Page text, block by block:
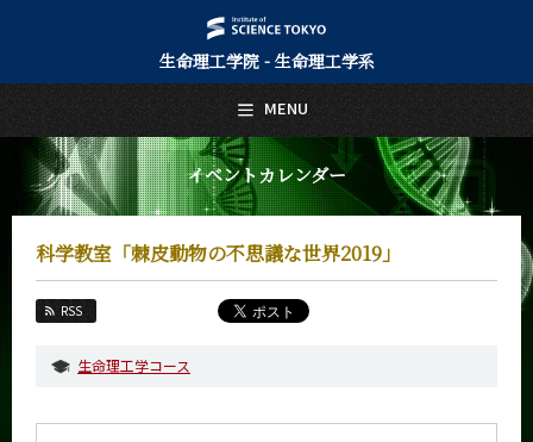
生命理工学院 - 生命理工学系
イベントカレンダー
科学教室「棘皮動物の不思議な世界2019」
RSS
生命理工学コース
MENU
日本語 English
トップページ
Top Page
生命理工学系について
About Us
教育
Education